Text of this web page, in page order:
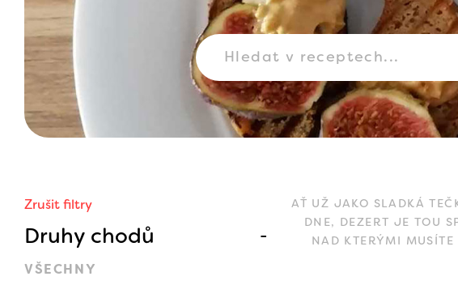
Zrušit filtry
Druhy chodů
VŠECHNY
AŤ UŽ JAKO SLADKÁ
DNE, DEZERT JE TOU
NAD KTERÝMI